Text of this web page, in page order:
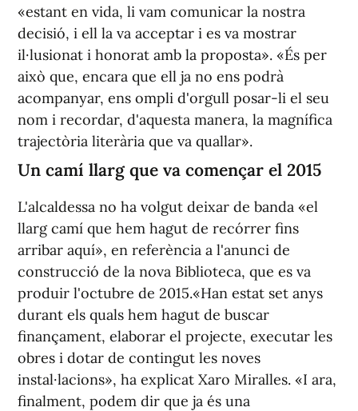
«estant en vida, li vam comunicar la nostra
decisió, i ell la va acceptar i es va mostrar
il·lusionat i honorat amb la proposta». «És per
això que, encara que ell ja no ens podrà
acompanyar, ens ompli d'orgull posar-li el seu
nom i recordar, d'aquesta manera, la magnífica
trajectòria literària que va quallar».
Un camí llarg que va començar el 2015
L'alcaldessa no ha volgut deixar de banda «el
llarg camí que hem hagut de recórrer fins
arribar aquí», en referència a l'anunci de
construcció de la nova Biblioteca, que es va
produir l'octubre de 2015.«Han estat set anys
durant els quals hem hagut de buscar
finançament, elaborar el projecte, executar les
obres i dotar de contingut les noves
instal·lacions», ha explicat Xaro Miralles. «I ara,
finalment, podem dir que ja és una